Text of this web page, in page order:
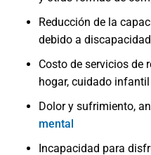
Reducción de la
debido a
Costo de servicios de
hogar, cuidado
Dolor y sufrimiento,
mental
Incapacidad para